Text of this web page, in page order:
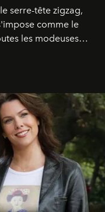
serre-tête zigzag,
comme le
les modeuses